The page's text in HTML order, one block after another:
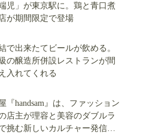
児」が東京駅に。鶏と青口煮
が期間限定で登場
で出来たてビールが飲める。
の醸造所併設レストランが間
入れてくれる
『handsam』は、ファッション
店主が理容と美容のダブルラ
挑む新しいカルチャー発信基